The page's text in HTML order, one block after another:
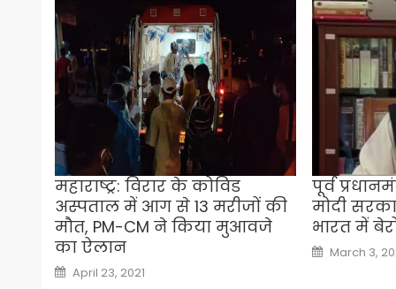
महाराष्ट्र: विरार के कोविड
अस्पताल में आग से 13 मरीजों की
मौत, PM-CM ने किया मुआवजे
का ऐलान
Posted
on
April 23, 2021
पूर्व
मोदी
भारत में
Posted
on
March 3,